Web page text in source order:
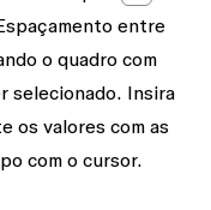
entre
o quadro com
selecionado. Insira
os valores com as
com o cursor.